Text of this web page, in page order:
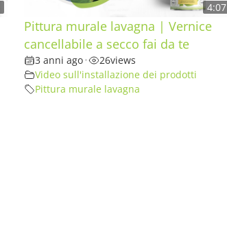
4:07
Pittura murale lavagna | Vernice
cancellabile a secco fai da te
3 anni ago• 26views
Video sull'installazione dei prodotti
Pittura murale lavagna